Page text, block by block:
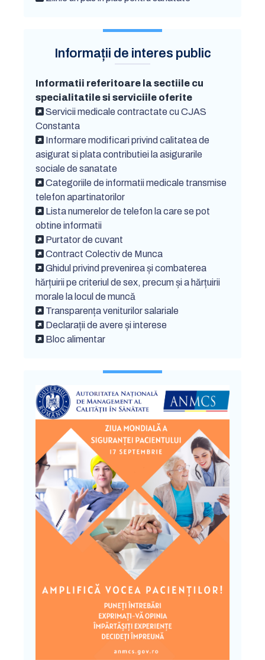
Informații de interes public
Informatii referitoare la sectiile cu
specialitatile si serviciile oferite
Servicii medicale contractate cu CJAS
Constanta
Informare modificari privind calitatea de
asigurat si plata contributiei la asigurarile
sociale de sanatate
Categoriile de informatii medicale transmise
telefon apartinatorilor
Lista numerelor de telefon la care se pot
obtine informatii
Purtator de cuvant
Contract Colectiv de Munca
Ghidul privind prevenirea și combaterea
hărțuirii pe criteriul de sex, precum și a hărțuirii
morale la locul de muncă
Transparența veniturilor salariale
Declarații de avere și interese
Bloc alimentar